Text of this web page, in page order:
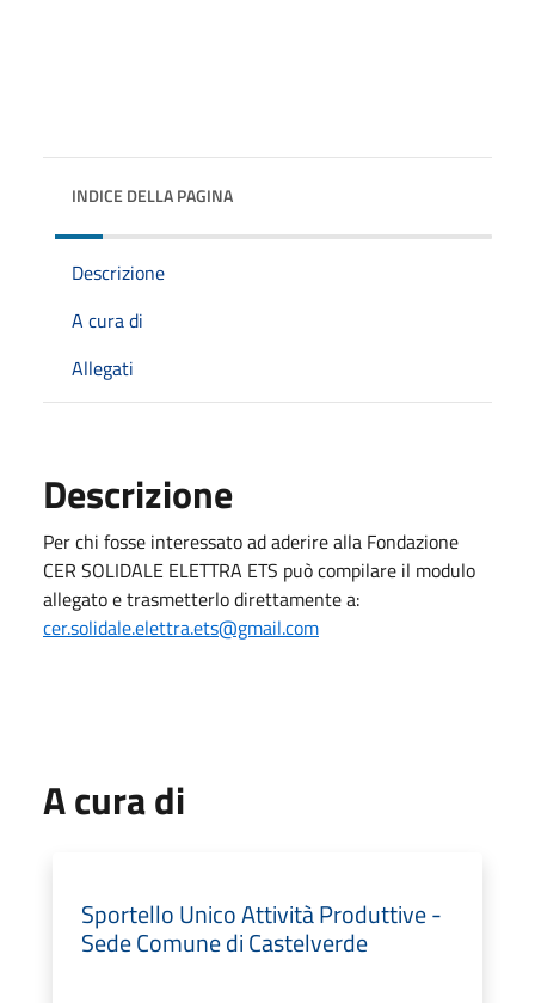
INDICE DELLA PAGINA
Descrizione
A cura di
Allegati
Descrizione
Per chi fosse interessato ad aderire alla Fondazione
CER SOLIDALE ELETTRA ETS può compilare il modulo
allegato e trasmetterlo direttamente a:
cer.solidale.elettra.ets@gmail.com
A cura di
Sportello Unico Attività Produttive -
Sede Comune di Castelverde